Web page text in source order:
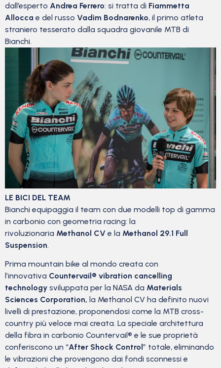
dall’esperto Andrea Ferrero: si tratta di Fiammetta
Allocca e del russo Vadim Bodnarenko, il primo atleta
straniero tesserato dalla squadra giovanile MTB di
Bianchi.
LE BICI DEL TEAM
Bianchi equipaggia il team con due modelli top di gamma
in carbonio con geometria racing: la
rivoluzionaria Methanol CV e la Methanol 29.1 Full
Suspension.
Prima mountain bike al mondo creata con
l’innovativa Countervail® vibration cancelling
technology sviluppata per la NASA da Materials
Sciences Corporation, la Methanol CV ha definito nuovi
livelli di prestazione, proponendosi come la MTB cross-
country più veloce mai creata. La speciale architettura
della fibra in carbonio Countervail® e le sue proprietà
conferiscono un “After Shock Control ” totale, eliminando
le vibrazioni che provengono dai fondi sconnessi e